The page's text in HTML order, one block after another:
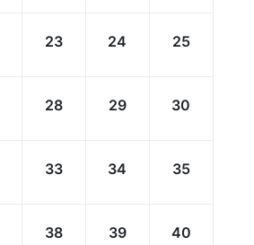
23 24 25
28 29 30
33 34 35
38 39 40